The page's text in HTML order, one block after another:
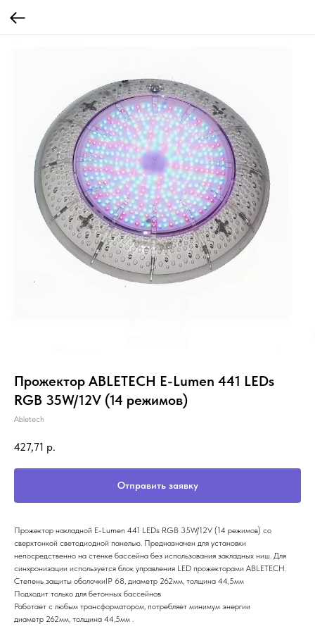
Прожектор ABLETECH E-Lumen 441 LEDs
RGB 35W/12V (14 режимов)
Abletech
427,71 р.
Отправить заявку
Прожектор накладной E-Lumen 441 LEDs RGB 35W/12V (14 режимов) со
сверхтонкой светодиодной панелью. Предназначен для установки
непосредственно на стенке бассейна без использования закладных ниш. Для
синхронизации используется блок управления LED прожекторами ABLETECH.
Степень защиты оболочкиIP 68, диаметр 262мм, толщина 44,5мм
Подходит только для бетонных бассейнов
Работает с любым трансформатором, потребляет минимум энергии
диаметр 262мм, толщина 44,5мм .